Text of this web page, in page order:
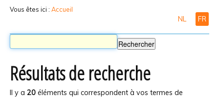
Vous êtes ici : Accueil
NL FR
Résultats de recherche
Il y a 20 éléments qui correspondent à vos termes de